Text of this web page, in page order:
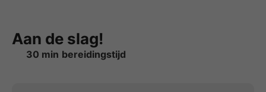
Aan de slag!
30 minuten
min